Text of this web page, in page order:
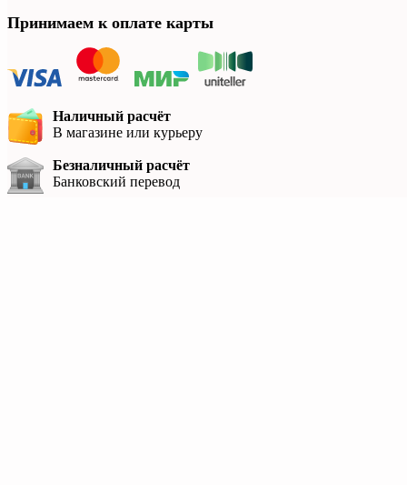
Принимаем к оплате карты
Наличный расчёт
В магазине или курьеру
Безналичный расчёт
Банковский перевод